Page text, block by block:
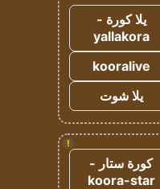
يلا كورة -
yallakora
kooralive
يلا شوت
!
كورة ستار -
koora-star